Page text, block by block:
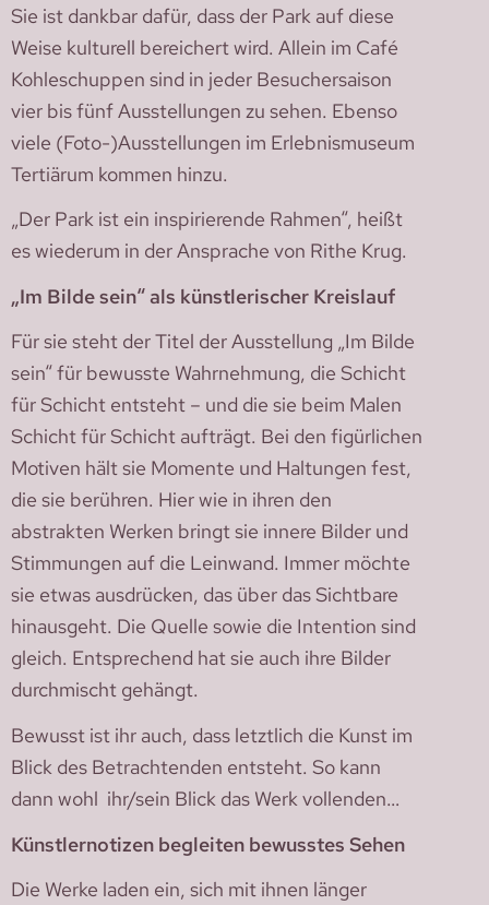
Sie ist dankbar dafür, dass der Park auf diese
Weise kulturell bereichert wird. Allein im Café
Kohleschuppen sind in jeder Besuchersaison
vier bis fünf Ausstellungen zu sehen. Ebenso
viele (Foto-)Ausstellungen im Erlebnismuseum
Tertiärum kommen hinzu.
„Der Park ist ein inspirierende Rahmen“, heißt
es wiederum in der Ansprache von Rithe Krug.
„Im Bilde sein“ als künstlerischer Kreislauf
Für sie steht der Titel der Ausstellung „Im Bilde
sein“ für bewusste Wahrnehmung, die Schicht
für Schicht entsteht – und die sie beim Malen
Schicht für Schicht aufträgt. Bei den figürlichen
Motiven hält sie Momente und Haltungen fest,
die sie berühren. Hier wie in ihren den
abstrakten Werken bringt sie innere Bilder und
Stimmungen auf die Leinwand. Immer möchte
sie etwas ausdrücken, das über das Sichtbare
hinausgeht. Die Quelle sowie die Intention sind
gleich. Entsprechend hat sie auch ihre Bilder
durchmischt gehängt.
Bewusst ist ihr auch, dass letztlich die Kunst im
Blick des Betrachtenden entsteht. So kann
dann wohl ihr/sein Blick das Werk vollenden…
Künstlernotizen begleiten bewusstes Sehen
Die Werke laden ein, sich mit ihnen länger